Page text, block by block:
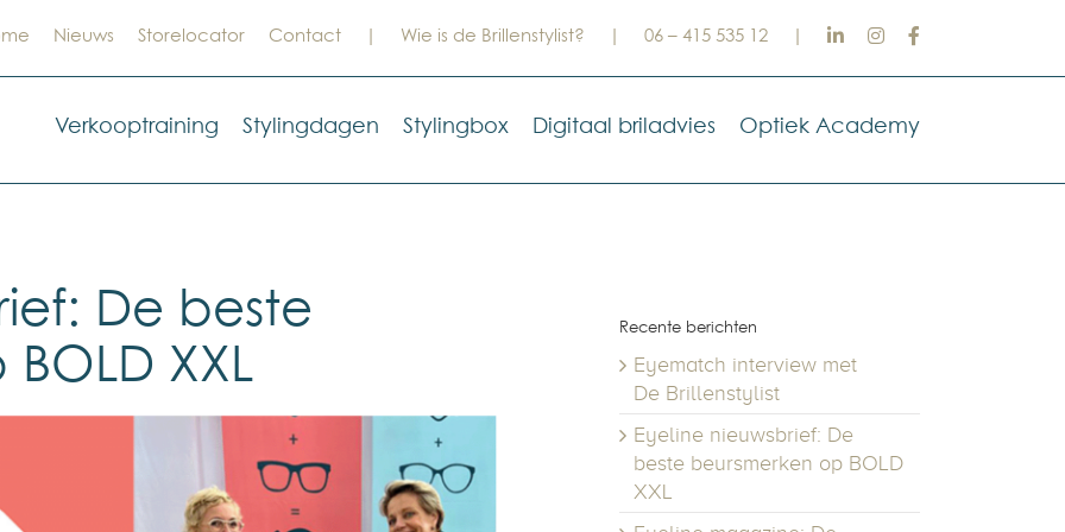
Nieuws Storelocator Contact | Wie is de Brillenstylist? | 06 – 415 535 12 |
Verkooptraining Stylingdagen Stylingbox Digitaal briladvies Optiek Academy
De beste
XXL
Recente berichten
Eyematch interview met
De Brillenstylist
Eyeline nieuwsbrief: De
beste beursmerken op BOLD
XXL